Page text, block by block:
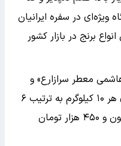
در سفره ایرانیان
برنج در بازار کشور
معطر سرازارع» و
«برنج هاشمی خمام تی تی» به ازای هر ۱۰ کیلوگرم به ترتیب ۶
میلیون و ۲۵۰ هزار تومان و ۵ میلیون و ۴۵۰ هزار تومان